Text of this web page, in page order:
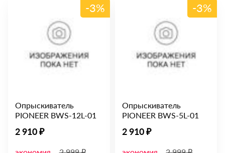
-3%
Опрыскиватель
PIONEER BWS-12L-01
2 910 ₽
-3%
Опрыскиватель
PIONEER BWS-5L-01
2 910 ₽